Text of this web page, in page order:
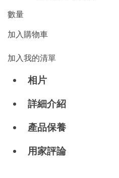
數量
加入購物車
加入我的清單
相片
詳細介紹
產品保養
用家評論